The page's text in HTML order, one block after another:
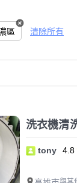
濃區 清除所有
洗衣機清
tony 4.8